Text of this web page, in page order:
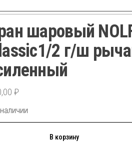
шаровый
2 г/ш
₽
В корзину